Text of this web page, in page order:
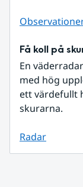
Få koll på
En
med hög
ett värdefullt
skurarna.
Radar